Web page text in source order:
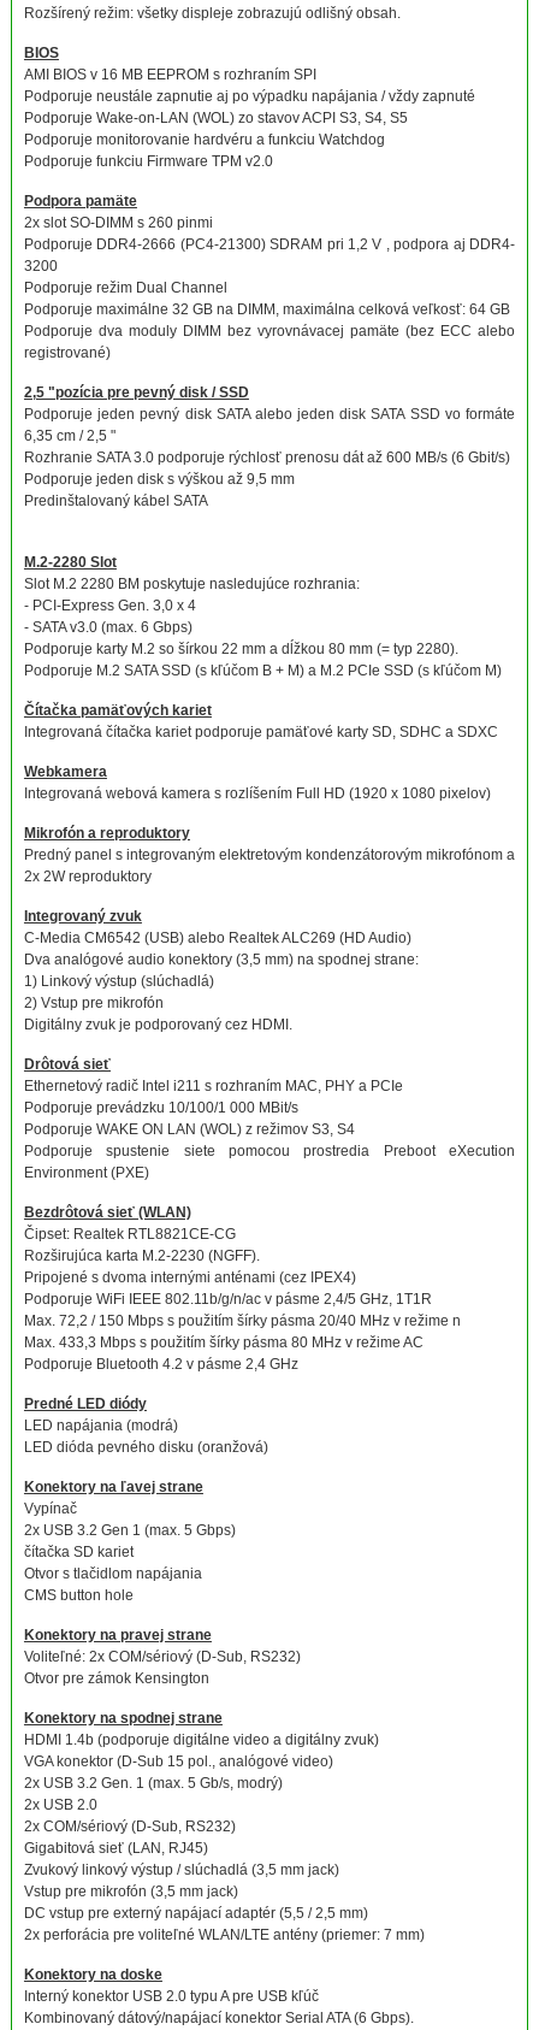
Rozšírený režim: všetky displeje zobrazujú odlišný obsah.
BIOS
AMI BIOS v 16 MB EEPROM s rozhraním SPI
Podporuje neustále zapnutie aj po výpadku napájania / vždy zapnuté
Podporuje Wake-on-LAN (WOL) zo stavov ACPI S3, S4, S5
Podporuje monitorovanie hardvéru a funkciu Watchdog
Podporuje funkciu Firmware TPM v2.0
Podpora pamäte
2x slot SO-DIMM s 260 pinmi
Podporuje DDR4-2666 (PC4-21300) SDRAM pri 1,2 V , podpora aj DDR4-
3200
Podporuje režim Dual Channel
Podporuje maximálne 32 GB na DIMM, maximálna celková veľkosť: 64 GB
Podporuje dva moduly DIMM bez vyrovnávacej pamäte (bez ECC alebo
registrované)
2,5 "pozícia pre pevný disk / SSD
Podporuje jeden pevný disk SATA alebo jeden disk SATA SSD vo formáte
6,35 cm / 2,5 "
Rozhranie SATA 3.0 podporuje rýchlosť prenosu dát až 600 MB/s (6 Gbit/s)
Podporuje jeden disk s výškou až 9,5 mm
Predinštalovaný kábel SATA
M.2-2280 Slot
Slot M.2 2280 BM poskytuje nasledujúce rozhrania:
- PCI-Express Gen. 3,0 x 4
- SATA v3.0 (max. 6 Gbps)
Podporuje karty M.2 so šírkou 22 mm a dĺžkou 80 mm (= typ 2280).
Podporuje M.2 SATA SSD (s kľúčom B + M) a M.2 PCIe SSD (s kľúčom M)
Čítačka pamäťových kariet
Integrovaná čítačka kariet podporuje pamäťové karty SD, SDHC a SDXC
Webkamera
Integrovaná webová kamera s rozlíšením Full HD (1920 x 1080 pixelov)
Mikrofón a reproduktory
Predný panel s integrovaným elektretovým kondenzátorovým mikrofónom a
2x 2W reproduktory
Integrovaný zvuk
C-Media CM6542 (USB) alebo Realtek ALC269 (HD Audio)
Dva analógové audio konektory (3,5 mm) na spodnej strane:
1) Linkový výstup (slúchadlá)
2) Vstup pre mikrofón
Digitálny zvuk je podporovaný cez HDMI.
Drôtová sieť
Ethernetový radič Intel i211 s rozhraním MAC, PHY a PCIe
Podporuje prevádzku 10/100/1 000 MBit/s
Podporuje WAKE ON LAN (WOL) z režimov S3, S4
Podporuje spustenie siete pomocou prostredia Preboot eXecution
Environment (PXE)
Bezdrôtová sieť (WLAN)
Čipset: Realtek RTL8821CE-CG
Rozširujúca karta M.2-2230 (NGFF).
Pripojené s dvoma internými anténami (cez IPEX4)
Podporuje WiFi IEEE 802.11b/g/n/ac v pásme 2,4/5 GHz, 1T1R
Max. 72,2 / 150 Mbps s použitím šírky pásma 20/40 MHz v režime n
Max. 433,3 Mbps s použitím šírky pásma 80 MHz v režime AC
Podporuje Bluetooth 4.2 v pásme 2,4 GHz
Predné LED diódy
LED napájania (modrá)
LED dióda pevného disku (oranžová)
Konektory na ľavej strane
Vypínač
2x USB 3.2 Gen 1 (max. 5 Gbps)
čítačka SD kariet
Otvor s tlačidlom napájania
CMS button hole
Konektory na pravej strane
Voliteľné: 2x COM/sériový (D-Sub, RS232)
Otvor pre zámok Kensington
Konektory na spodnej strane
HDMI 1.4b (podporuje digitálne video a digitálny zvuk)
VGA konektor (D-Sub 15 pol., analógové video)
2x USB 3.2 Gen. 1 (max. 5 Gb/s, modrý)
2x USB 2.0
2x COM/sériový (D-Sub, RS232)
Gigabitová sieť (LAN, RJ45)
Zvukový linkový výstup / slúchadlá (3,5 mm jack)
Vstup pre mikrofón (3,5 mm jack)
DC vstup pre externý napájací adaptér (5,5 / 2,5 mm)
2x perforácia pre voliteľné WLAN/LTE antény (priemer: 7 mm)
Konektory na doske
Interný konektor USB 2.0 typu A pre USB kľúč
Kombinovaný dátový/napájací konektor Serial ATA (6 Gbps).